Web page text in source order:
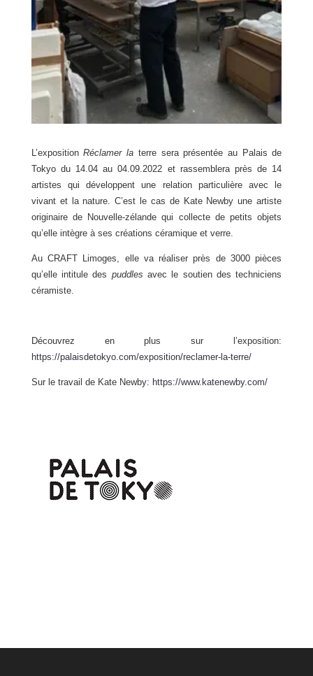
L’expositionRéclamer la terre sera présentée au Palais de
Tokyo du 14.04 au 04.09.2022 et rassemblera près de 14
artistes qui développent une relation particulière avec le
vivant et la nature. C’est le cas de Kate Newby une artiste
originaire de Nouvelle-zélande qui collecte de petits objets
qu’elle intègre à ses créations céramique et verre.
Au CRAFT Limoges, elle va réaliser près de 3000 pièces
qu’elle intitule des puddlesavec le soutien des techniciens
céramiste.
Découvrez en plus sur l’exposition:
https://palaisdetokyo.com/exposition/reclamer-la-terre/
Sur le travail de Kate Newby: https://www.katenewby.com/